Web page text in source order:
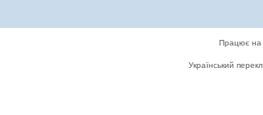
Працює на
Український